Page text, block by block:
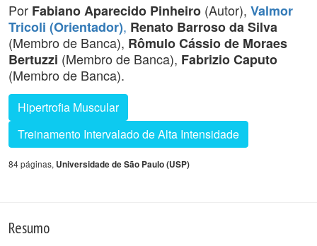
Por Fabiano Aparecido Pinheiro (Autor), Valmor
Tricoli (Orientador), Renato Barroso da Silva
(Membro de Banca), Rômulo Cássio de Moraes
Bertuzzi (Membro de Banca), Fabrizio Caputo
(Membro de Banca).
Hipertrofia Muscular
Treinamento Intervalado de Alta Intensidade
84 páginas, Universidade de São Paulo (USP)
Resumo